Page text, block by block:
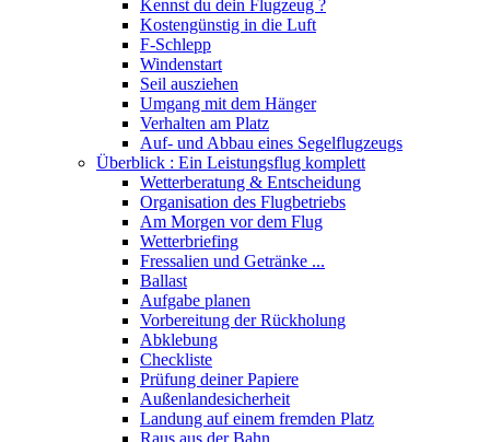
Kennst du dein Flugzeug ?
Kostengünstig in die Luft
F-Schlepp
Windenstart
Seil ausziehen
Umgang mit dem Hänger
Verhalten am Platz
Auf- und Abbau eines Segelflugzeugs
Überblick : Ein Leistungsflug komplett
Wetterberatung & Entscheidung
Organisation des Flugbetriebs
Am Morgen vor dem Flug
Wetterbriefing
Fressalien und Getränke ...
Ballast
Aufgabe planen
Vorbereitung der Rückholung
Abklebung
Checkliste
Prüfung deiner Papiere
Außenlandesicherheit
Landung auf einem fremden Platz
Raus aus der Bahn